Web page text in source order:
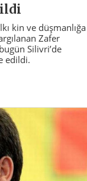
kin ve düşmanlığa
Zafer
Silivri’de
edildi.